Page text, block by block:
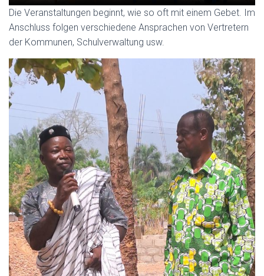
Die Veranstaltungen beginnt, wie so oft mit einem Gebet. Im
Anschluss folgen verschiedene Ansprachen von Vertretern
der Kommunen, Schulverwaltung usw.